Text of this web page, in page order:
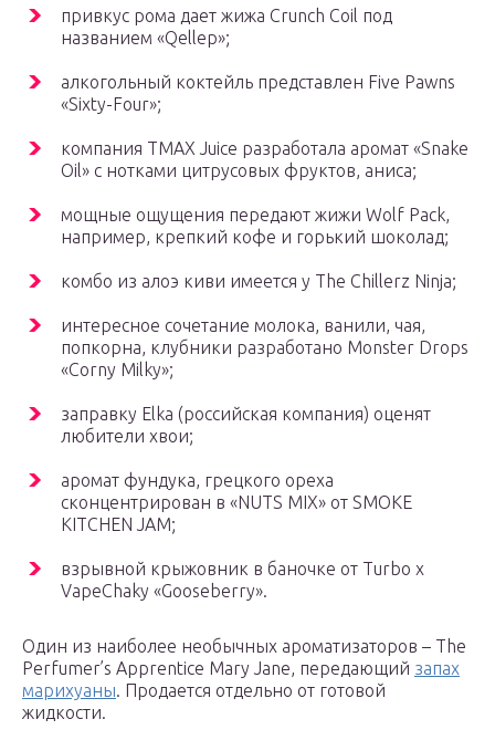
привкус рома дает жижа Crunch Coil под
названием «Qellep»;
алкогольный коктейль представлен Five Pawns
«Sixty-Four»;
компания TMAX Juice разработала аромат «Snake
Oil» с нотками цитрусовых фруктов, аниса;
мощные ощущения передают жижи Wolf Pack,
например, крепкий кофе и горький шоколад;
комбо из алоэ киви имеется у The Chillerz Ninja;
интересное сочетание молока, ванили, чая,
попкорна, клубники разработано Monster Drops
«Corny Milky»;
заправку Elka (российская компания) оценят
любители хвои;
аромат фундука, грецкого ореха
сконцентрирован в «NUTS MIX» от SMOKE
KITCHEN JAM;
взрывной крыжовник в баночке от Turbo x
VapeChaky «Gooseberry».
Один из наиболее необычных ароматизаторов – The
Perfumer’s Apprentice Mary Jane, передающий запах
марихуаны. Продается отдельно от готовой
жидкости.